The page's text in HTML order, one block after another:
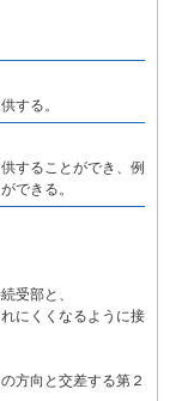
する。
することができ、例
できる。
受部と、
にくくなるように接
方向と交差する第２